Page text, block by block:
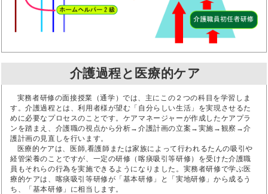
介護過程と医療的ケア
実務者研修の面接授業（通学）では、主にこの２つの科目を学習しま
す。介護過程とは、利用者様が望む「自分らしい生活」を実現させるた
めに必要なプロセスのことです。ケアマネージャーが作成したケアプラ
ンを踏まえ、介護職の視点から分析→介護計画の立案→実施→観察→介
護計画の見直しを行います。
医療的ケアは、医師,看護師または家族によって行われるたんの吸引や
経管栄養のことですが、一定の研修（喀痰吸引等研修）を受けた介護職
員もそれらの行為を実施できるようになりました。実務者研修で学ぶ医
療的ケアは、喀痰吸引等研修が「基本研修」と「実地研修」から成るう
ち、「基本研修」に相当します。